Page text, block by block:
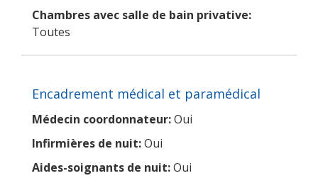
Chambres avec salle de bain privative:
Toutes
Encadrement médical et paramédical
Médecin coordonnateur:Oui
Infirmières de nuit:Oui
Aides-soignants de nuit:Oui